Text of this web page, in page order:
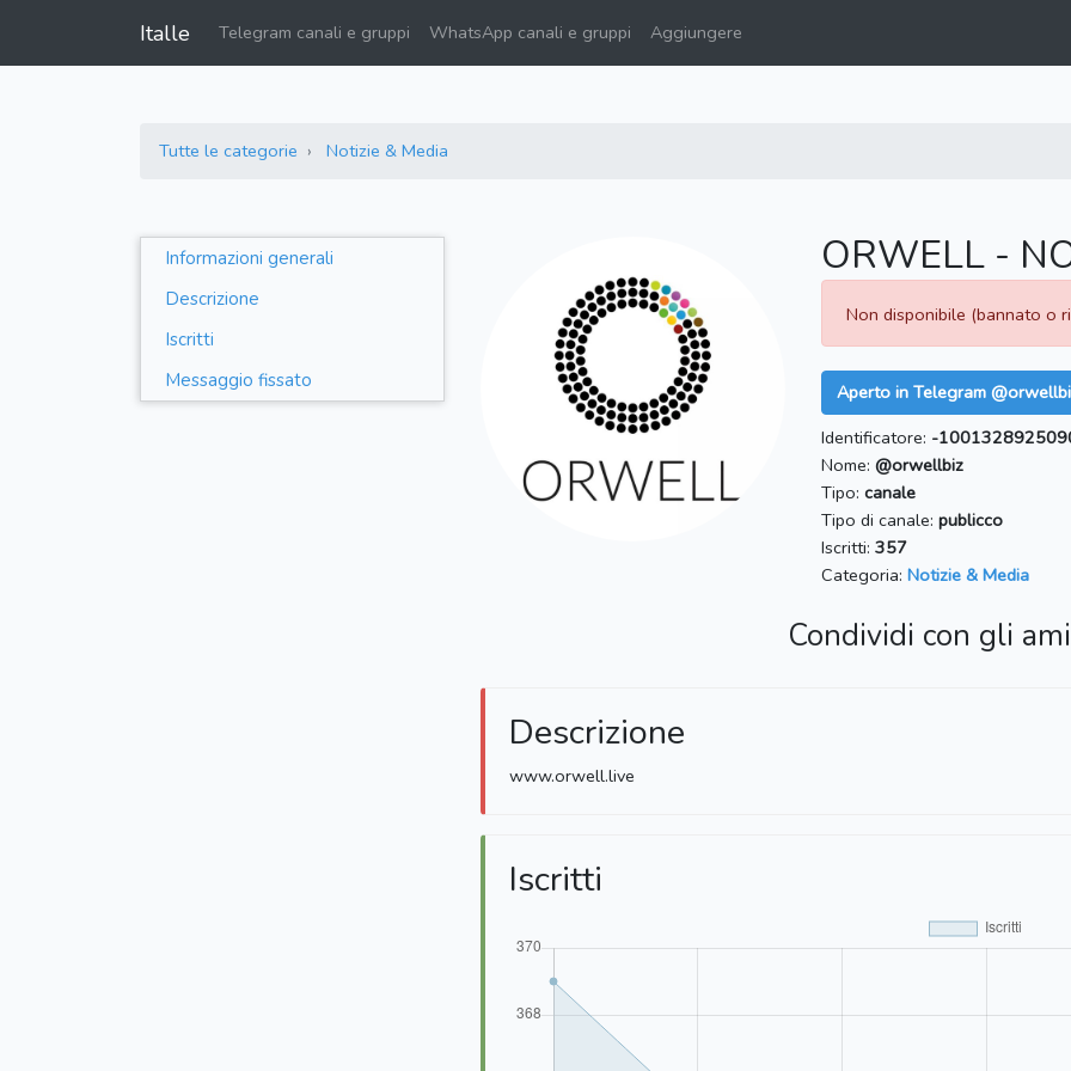
Italle Telegram canali e gruppi WhatsApp canali e gruppi Aggiungere
Tutte le categorie Notizie & Media
Informazioni generali
Descrizione
Iscritti
Messaggio fissato
ORWELL -
Non disponibile (bannato o
Aperto in Telegram
Identificatore: -
Nome: @orwellbiz
Tipo: canale
Tipo di canale: publicco
Iscritti: 357
Categoria: Notizie & Media
Condividi con gli
Descrizione
www.orwell.live
Iscritti